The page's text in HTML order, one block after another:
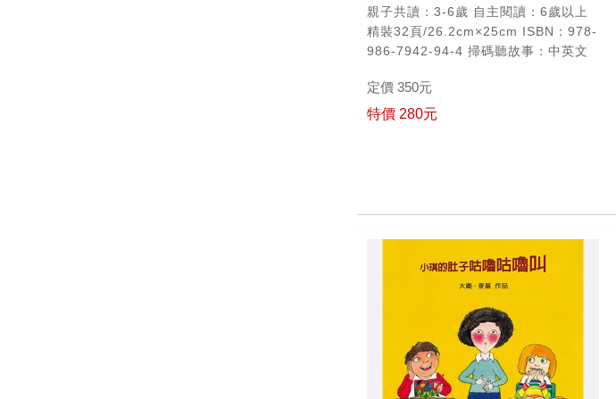
親子共讀：3-6歲 自主閱讀：6歲以上
精裝32頁/26.2cm×25cm ISBN：978-
986-7942-94-4 掃碼聽故事：中英文
定價 350元
特價 280元